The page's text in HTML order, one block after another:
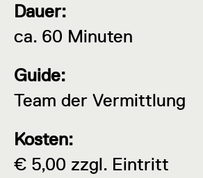
Dauer:
ca. 60 Minuten
Guide:
Team der Vermittlung
Kosten:
€ 5,00 zzgl. Eintritt